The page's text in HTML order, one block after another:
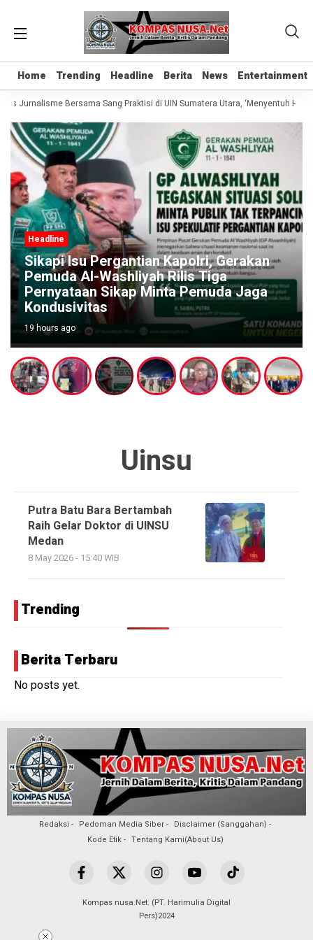
Home Trending Headline Berita News Entertainment
Home Trending Headline Berita News Entertainment
Jurnalisme Bersama Sang Praktisi di UIN Sumatera Utara, ‘Menyentuh Hati
Headline
Sikapi Isu Pergantian Kapolri, Gerakan
Pemuda Al-Washliyah Rilis Tiga
Pernyataan Sikap Minta Pemuda Jaga
Kondusivitas
19 hours ago
Uinsu
Putra Batu Bara Bertambah
Raih Gelar Doktor di UINSU
Medan
8 May 2026 - 15:40 WIB
Trending
Berita Terbaru
No posts yet.
Redaksi Pedoman Media Siber
Disclaimer (Sanggahan)
Kode Etik
Tentang Kami(About Us)
Kompas nusa.Net. (PT. Harimulia Digital
Pers)2024